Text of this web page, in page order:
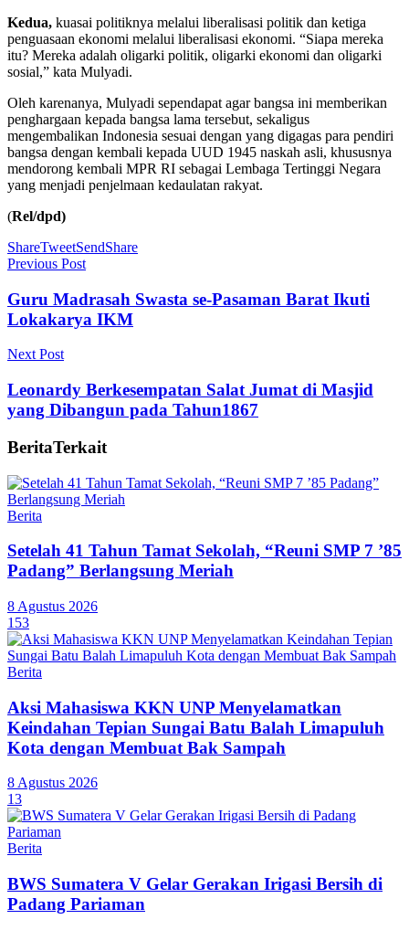
Kedua, kuasai politiknya melalui liberalisasi politik dan ketiga
penguasaan ekonomi melalui liberalisasi ekonomi. “Siapa mereka
itu? Mereka adalah oligarki politik, oligarki ekonomi dan oligarki
sosial,” kata Mulyadi.
Oleh karenanya, Mulyadi sependapat agar bangsa ini memberikan
penghargaan kepada bangsa lama tersebut, sekaligus
mengembalikan Indonesia sesuai dengan yang digagas para pendiri
bangsa dengan kembali kepada UUD 1945 naskah asli, khususnya
mendorong kembali MPR RI sebagai Lembaga Tertinggi Negara
yang menjadi penjelmaan kedaulatan rakyat.
(Rel/dpd)
ShareTweetSendShare
Previous Post
Guru Madrasah Swasta se-Pasaman Barat Ikuti
Lokakarya IKM
Next Post
Leonardy Berkesempatan Salat Jumat di Masjid
yang Dibangun pada Tahun1867
BeritaTerkait
Berita
Setelah 41 Tahun Tamat Sekolah, “Reuni SMP 7 ’85
Padang” Berlangsung Meriah
8 Agustus 2026
153
Berita
Aksi Mahasiswa KKN UNP Menyelamatkan
Keindahan Tepian Sungai Batu Balah Limapuluh
Kota dengan Membuat Bak Sampah
8 Agustus 2026
13
Berita
BWS Sumatera V Gelar Gerakan Irigasi Bersih di
Padang Pariaman